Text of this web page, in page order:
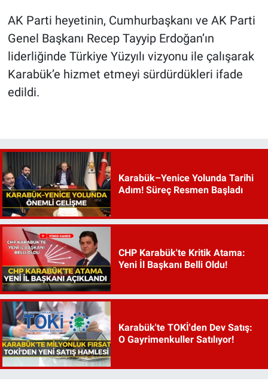
AK Parti heyetinin, Cumhurbaşkanı ve AK Parti
Genel Başkanı Recep Tayyip Erdoğan’ın
liderliğinde Türkiye Yüzyılı vizyonu ile çalışarak
Karabük’e hizmet etmeyi sürdürdükleri ifade
edildi.
Karabük–Yenice Yolunda Tarihi
Adım! Süreç Resmen Başladı
CHP Karabük'te Kritik Atama:
Yeni İl Başkanı Belli Oldu!
Karabük'te TOKİ'den Dev Satış:
O Gayrimenkuller Satılıyor!